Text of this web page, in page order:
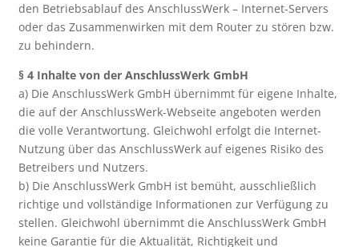
den Betriebsablauf des AnschlussWerk – Internet-Servers
oder das Zusammenwirken mit dem Router zu stören bzw.
zu behindern.
§ 4 Inhalte von der AnschlussWerk GmbH
a) Die AnschlussWerk GmbH übernimmt für eigene Inhalte,
die auf der AnschlussWerk-Webseite angeboten werden
die volle Verantwortung. Gleichwohl erfolgt die Internet-
Nutzung über das AnschlussWerk auf eigenes Risiko des
Betreibers und Nutzers.
b) Die AnschlussWerk GmbH ist bemüht, ausschließlich
richtige und vollständige Informationen zur Verfügung zu
stellen. Gleichwohl übernimmt die AnschlussWerk GmbH
keine Garantie für die Aktualität, Richtigkeit und